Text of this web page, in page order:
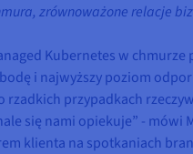
zrównoważone relacje
Kubernetes w
i najwyższy poziom
rzadkich przypadkach
się nami opiekuje” - mówi
klienta na spotkaniach